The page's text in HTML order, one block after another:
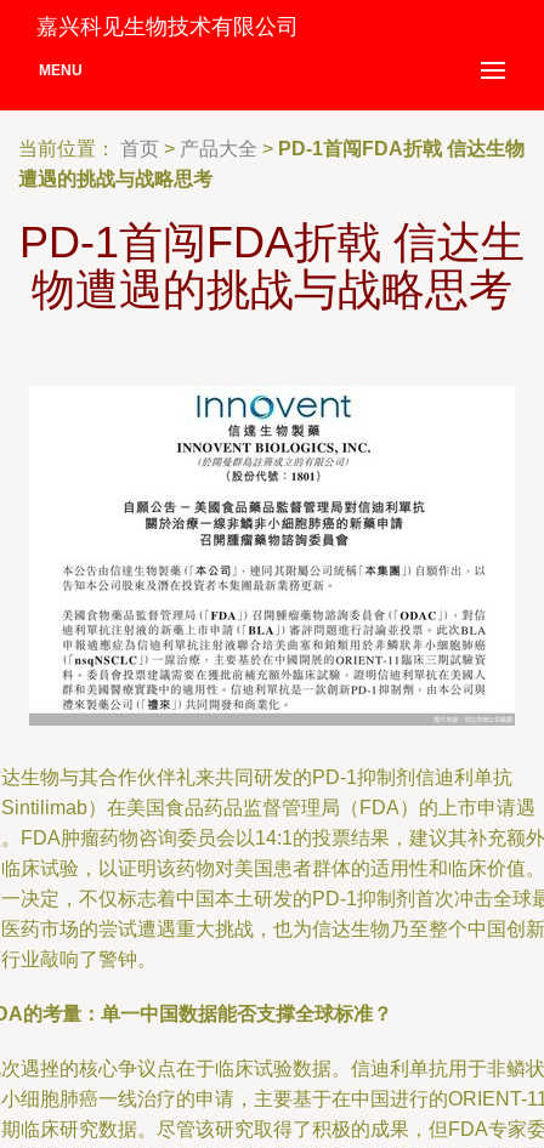
嘉兴科见生物技术有限公司
MENU
当前位置： 首页 > 产品大全 > PD-1首闯FDA折戟 信达生物
遭遇的挑战与战略思考
PD-1首闯FDA折戟 信达生
物遭遇的挑战与战略思考
生物与其合作伙伴礼来共同研发的PD-1抑制剂信迪利单抗
）在美国食品药品监督管理局（FDA）的上市申请遇
FDA肿瘤药物咨询委员会以14:1的投票结果，建议其补充额外
床试验，以证明该药物对美国患者群体的适用性和临床价值。
决定，不仅标志着中国本土研发的PD-1抑制剂首次冲击全球
药市场的尝试遭遇重大挑战，也为信达生物乃至整个中国创新
业敲响了警钟。
的考量：单一中国数据能否支撑全球标准？
遇挫的核心争议点在于临床试验数据。信迪利单抗用于非鳞状
细胞肺癌一线治疗的申请，主要基于在中国进行的ORIENT-
临床研究数据。尽管该研究取得了积极的成果，但FDA专家